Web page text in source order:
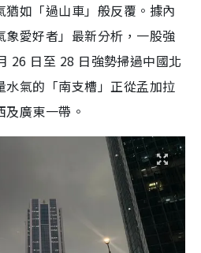
如「過山車」般反覆。據內
愛好者」最新分析，一股強
26 日至 28 日強勢掃過中國北
水氣的「南支槽」正從孟加拉
廣東一帶。